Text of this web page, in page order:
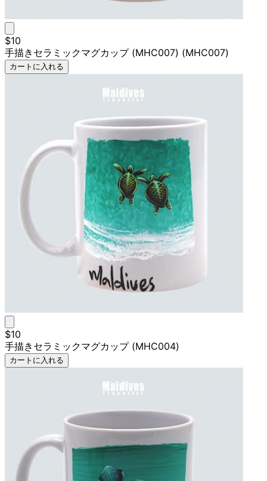
$10
手描きセラミックマグカップ (MHC007) (MHC007)
カートに入れる
$10
手描きセラミックマグカップ (MHC004)
カートに入れる